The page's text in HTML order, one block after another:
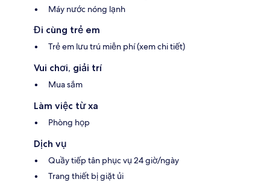
Máy nước nóng lạnh
Đi cùng trẻ em
Trẻ em lưu trú miễn phí (xem chi tiết)
Vui chơi, giải trí
Mua sắm
Làm việc từ xa
Phòng họp
Dịch vụ
Quầy tiếp tân phục vụ 24 giờ/ngày
Trang thiết bị giặt ủi